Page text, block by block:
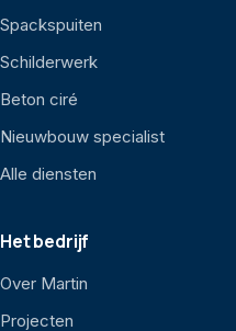
Spackspuiten
Schilderwerk
Beton ciré
Nieuwbouw specialist
Alle diensten
Het bedrijf
Over Martin
Projecten